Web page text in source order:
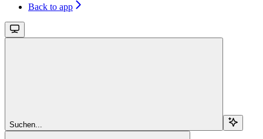
Back to app
Suchen...